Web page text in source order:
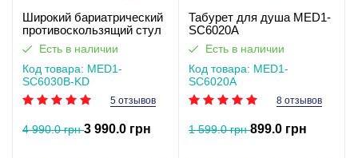
Широкий бариатрический
противоскользящий стул
для душа SC6030B-KD
Есть в наличии
Код товара: MED1-
SC6030B-KD
5 отзывов
4 990.0 грн3 990.0 грн
Табурет для душа MED1-
SC6020A
Есть в наличии
Код товара: MED1-
SC6020A
8 отзывов
1 599.0 грн899.0 грн